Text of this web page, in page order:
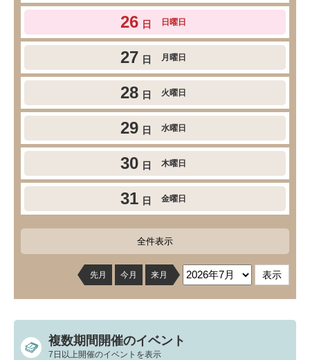
26 日 日曜日
27 日 月曜日
28 日 火曜日
29 日 水曜日
30 日 木曜日
31 日 金曜日
全件表示
先月 今月 来月
複数期間開催のイベント
7日以上開催のイベントを表示